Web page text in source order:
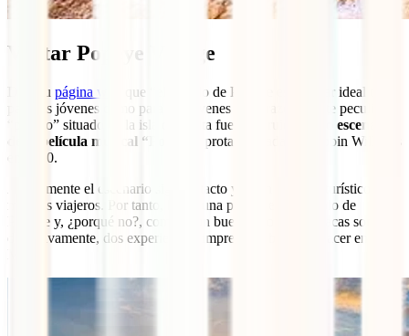
Visitar Popeye Village
Dice su página web
que “el pueblo de Popeye es el lugar ideal tanto
para los jóvenes como para los jóvenes de corazón”. Este peculiar
“pueblo” situado en la isla de Malta fue construido como escenario
de la película musical “Popeye”
protagonizada por Robin Williams
en 1980.
Actualmente el escenario sigue intacto y es un reclamo turístico para
muchos viajeros. Por tanto, hacer una parada en el pueblo de
Popeye y, ¿porqué no?, comerte un buen plato de espinacas son,
definitivamente, dos experiencias imprescindibles que hacer en